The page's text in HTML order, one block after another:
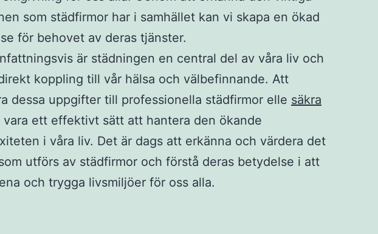
som städfirmor har i samhället kan vi skapa en ökad
för behovet av deras tjänster.
är städningen en central del av våra liv och
koppling till vår hälsa och välbefinnande. Att
dessa uppgifter till professionella städfirmor elle säkra
vara ett effektivt sätt att hantera den ökande
i våra liv. Det är dags att erkänna och värdera det
utförs av städfirmor och förstå deras betydelse i att
och trygga livsmiljöer för oss alla.